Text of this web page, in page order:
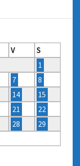
V
S
1
7
8
14
15
21
22
28
29